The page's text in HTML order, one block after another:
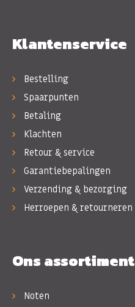
Klantenservice
Bestelling
Spaarpunten
Betaling
Klachten
Retour & service
Garantiebepalingen
Verzending & bezorging
Herroepen & retourneren
Ons assortiment
Noten